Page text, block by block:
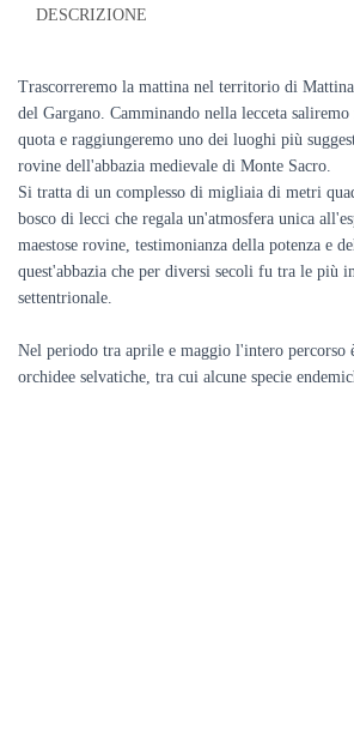
DESCRIZIONE
Trascorreremo la mattina nel territorio di
del Gargano. Camminando nella lecceta
quota e raggiungeremo uno dei luoghi più
rovine dell'abbazia medievale di Monte Sacro.
Si tratta di un complesso di migliaia di metri
bosco di lecci che regala un'atmosfera unica
maestose rovine, testimonianza della potenza e
quest'abbazia che per diversi secoli fu tra le più
settentrionale.
Nel periodo tra aprile e maggio l'intero percorso
orchidee selvatiche, tra cui alcune specie